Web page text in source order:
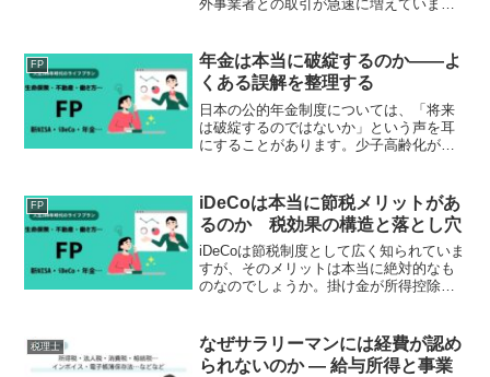
外事業者との取引が急速に増えていま
りました。しかし、その一方で見落とさ
れやすいのが消費税です。通...
FP
年金は本当に破綻するのか――よ
くある誤解を整理する
日本の公的年金制度については、「将来
は破綻するのではないか」という声を耳
にすることがあります。少子高齢化が進
金制度の仕組みを確認すると、「破綻」
という言葉で語られる状況...
FP
iDeCoは本当に節税メリットがあ
るのか 税効果の構造と落とし穴
iDeCoは節税制度として広く知られていま
すが、そのメリットは本当に絶対的なも
のなのでしょうか。掛け金が所得控除に
と、単純な比較では判断を誤る可能性が
あります。本稿では...
税理士
なぜサラリーマンには経費が認め
られないのか ― 給与所得と事業